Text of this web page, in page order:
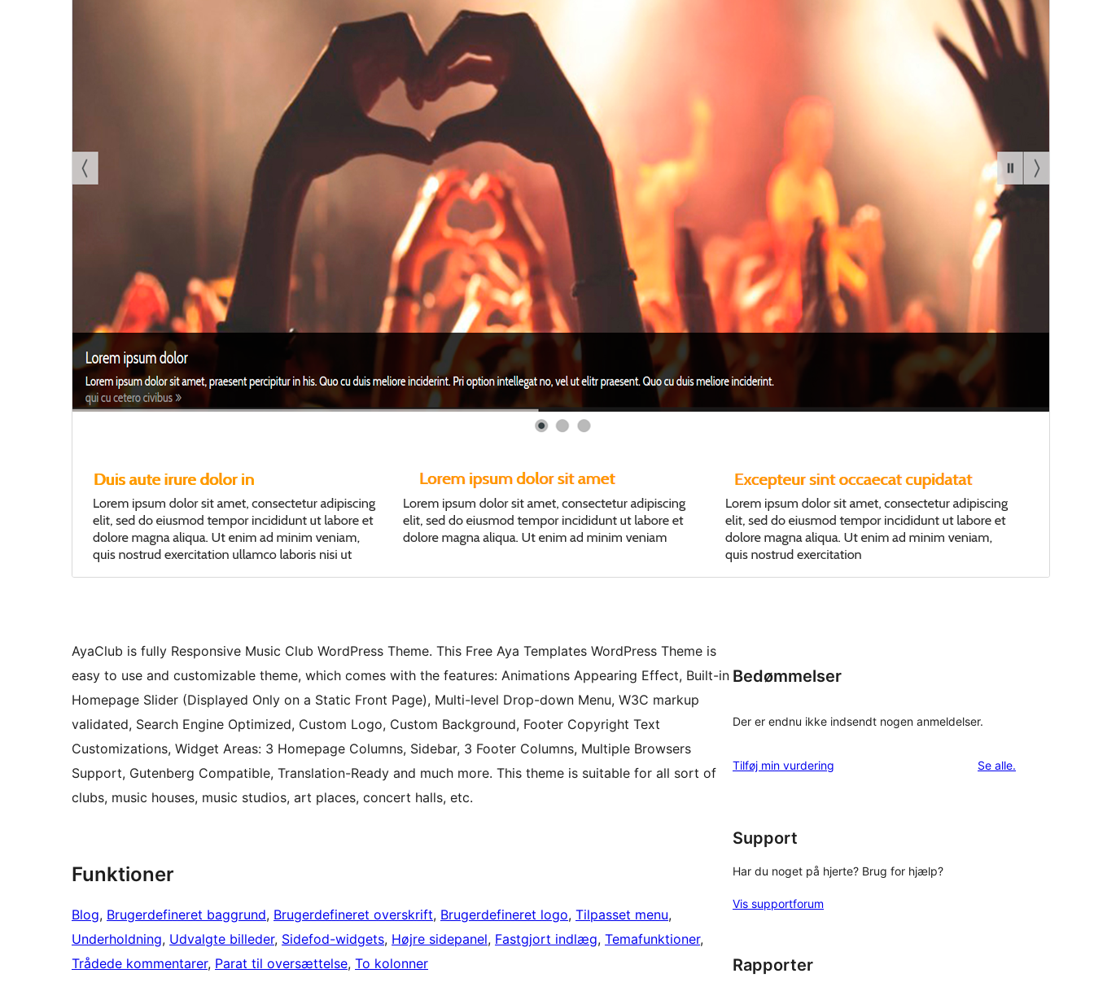
AyaClub is fully Responsive Music Club WordPress Theme. This Free Aya Templates WordPress Theme is
easy to use and customizable theme, which comes with the features: Animations Appearing Effect, Built-in
Homepage Slider (Displayed Only on a Static Front Page), Multi-level Drop-down Menu, W3C markup
validated, Search Engine Optimized, Custom Logo, Custom Background, Footer Copyright Text
Customizations, Widget Areas: 3 Homepage Columns, Sidebar, 3 Footer Columns, Multiple Browsers
Support, Gutenberg Compatible, Translation-Ready and much more. This theme is suitable for all sort of
clubs, music houses, music studios, art places, concert halls, etc.
Funktioner
Blog, Brugerdefineret baggrund, Brugerdefineret overskrift, Brugerdefineret logo, Tilpasset menu
Underholdning, Udvalgte billeder, Sidefod-widgets, Højre sidepanel, Fastgjort indlæg, Temafunktioner
Trådede kommentarer, Parat til oversættelse, To kolonner
Bedømmelser
Der er endnu ikke indsendt nogen anmeldelser.
Tilføj min vurdering Se alleanmeldelser
.
Support
Har du noget på hjerte? Brug for hjælp?
Vis supportforum
Rapporter